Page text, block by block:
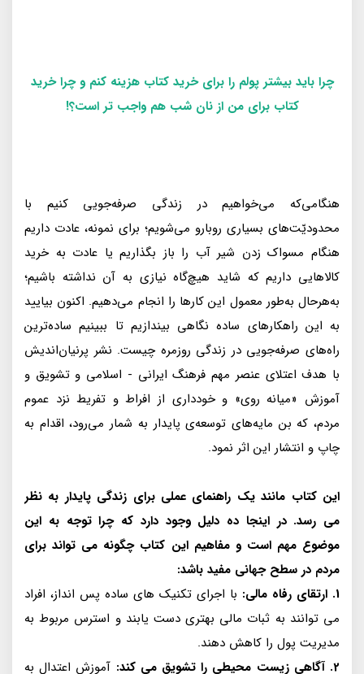
چرا باید بیشتر پولم را برای خرید کتاب هزینه کنم و چرا خرید
کتاب برای من از نان شب هم واجب تر است؟!
هنگامى‌كه مى‌خواهيم در زندگى صرفه‌جويى كنيم با
محدوديّت‌هاى بسيارى روبارو مى‌شويم؛ براى نمونه، عادت داريم
هنگام مسواک زدن شير آب را باز بگذاريم يا عادت به خريد
كالاهايى داريم كه شايد هيچ‌گاه نيازى به آن نداشته باشيم؛
به‌هر‌حال به‌طور معمول اين كارها را انجام مى‌دهيم. اكنون بياييد
به اين راهكارهاى ساده نگاهى بيندازيم تا ببينيم ساده‌ترين
راه‌هاى صرفه‌جويى در زندگى روزمره چيست. نشر پرنيان‌انديش
با هدف اعتلاى عنصر مهم فرهنگ ايرانى - اسلامى و تشويق و
آموزش «ميانه روى» و خوددارى از افراط و تفريط نزد عموم
مردم، كه بن مايه‌هاى توسعه‌ى پايدار به شمار مى‌رود، اقدام به
چاپ و انتشار اين اثر نمود.
این کتاب مانند یک راهنمای عملی برای زندگی پایدار به نظر
می رسد. در اینجا ده دلیل وجود دارد که چرا توجه به این
موضوع مهم است و مفاهیم این کتاب چگونه می تواند برای
مردم در سطح جهانی مفید باشد:
1. ارتقای رفاه مالی:
با اجرای تکنیک های ساده پس انداز، افراد
می توانند به ثبات مالی بهتری دست یابند و استرس مربوط به
مدیریت پول را کاهش دهند.
2. آگاهی زیست محیطی را تشویق می کند:
آموزش اعتدال به